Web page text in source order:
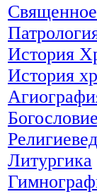
История
История
Богословие
Литургика